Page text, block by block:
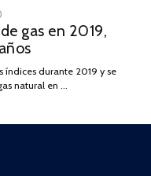
DE
JULIO
2025
gas en 2019,
índices durante 2019 y se
natural en …